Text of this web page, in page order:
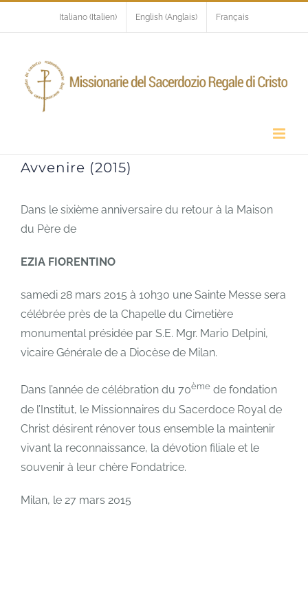
Italiano ( Italien) English (Anglais) Français
Avvenire (2015)
Dans le sixième anniversaire du retour à la Maison
du Père de
EZIA FIORENTINO
samedi 28 mars 2015 à 10h30 une Sainte Messe sera
célébrée près de la Chapelle du Cimetière
monumental présidée par S.E. Mgr. Mario Delpini,
vicaire Générale de a Diocèse de Milan.
Dans l’année de célébration du 70ème de fondation
de l’Institut, le Missionnaires du Sacerdoce Royal de
Christ désirent rénover tous ensemble la maintenir
vivant la reconnaissance, la dévotion filiale et le
souvenir à leur chère Fondatrice.
Milan, le 27 mars 2015